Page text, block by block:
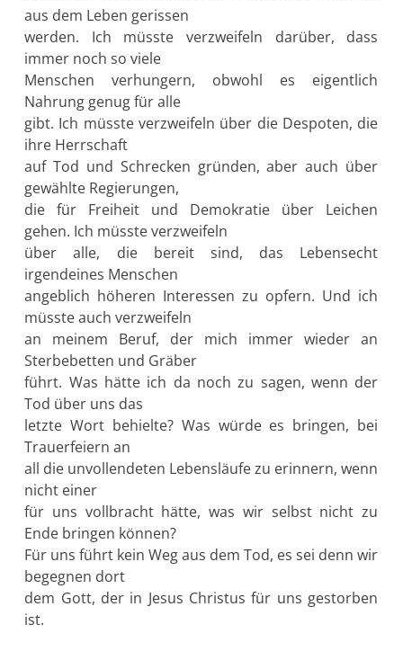
aus dem Leben gerissen
werden. Ich müsste verzweifeln darüber, dass
immer noch so viele
Menschen verhungern, obwohl es eigentlich
Nahrung genug für alle
gibt. Ich müsste verzweifeln über die Despoten, die
ihre Herrschaft
auf Tod und Schrecken gründen, aber auch über
gewählte Regierungen,
die für Freiheit und Demokratie über Leichen
gehen. Ich müsste verzweifeln
über alle, die bereit sind, das Lebensecht
irgendeines Menschen
angeblich höheren Interessen zu opfern. Und ich
müsste auch verzweifeln
an meinem Beruf, der mich immer wieder an
Sterbebetten und Gräber
führt. Was hätte ich da noch zu sagen, wenn der
Tod über uns das
letzte Wort behielte? Was würde es bringen, bei
Trauerfeiern an
all die unvollendeten Lebensläufe zu erinnern, wenn
nicht einer
für uns vollbracht hätte, was wir selbst nicht zu
Ende bringen können?
Für uns führt kein Weg aus dem Tod, es sei denn wir
begegnen dort
dem Gott, der in Jesus Christus für uns gestorben
ist.